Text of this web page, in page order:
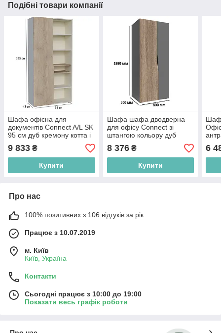
Подібні товари компанії
Шафа офісна для
документів Connect A/L SK
95 см дуб кремону котта і
дверцятами без ручок
9 833 ₴
Купити
Шафа шафа дводверна
для офісу Connect зі
штангою кольору дуб
антрацит
8 376₴
Купити
6
Про нас
100% позитивних з 106 відгуків за рік
Працює з 10.07.2019
м. Київ
Київ, Україна
Контакти
Сьогодні працює з 10:00 до 19:00
Показати весь графік роботи